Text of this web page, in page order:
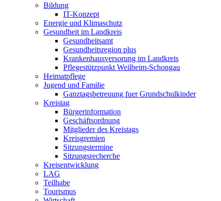
Bildung
IT-Konzept
Energie und Klimaschutz
Gesundheit im Landkreis
Gesundheitsamt
Gesundheitsregion plus
Krankenhausversorung im Landkreis
Pflegestützpunkt Weilheim-Schongau
Heimatpflege
Jugend und Familie
Ganztagsbetreuung fuer Grundschulkinder
Kreistag
Bürgerinformation
Geschäftsordnung
Mitglieder des Kreistags
Kreisgremien
Sitzungstermine
Sitzungsrecherche
Kreisentwicklung
LAG
Teilhabe
Tourismus